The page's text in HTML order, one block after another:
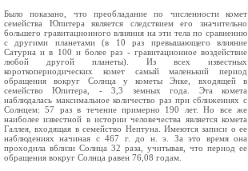
Было показано, что преобладание по численности комет
семейства Юпитера является следствием его значительно
большего гравитационного влияния на эти тела по сравнению
с другими планетами (в 10 раз превышающего влияние
Сатурна и в 100 и более раз - гравитационное воздействие
любой другой планеты). Из всех известных
короткопериодических комет самый маленький период
обращения вокруг Солнца у кометы Энке, входящей в
семейство Юпитера, - 3,3 земных года. Эта комета
наблюдалась максимальное количество раз при сближениях с
Солнцем: 57 раз в течение примерно 190 лет. Но все же
наиболее известной в истории человечества является комета
Галлея, входящая в семейство Нептуна. Имеются записи о ее
наблюдениях начиная с 467 г. до н. э. За это время она
проходила вблизи Солнца 32 раза, учитывая, что период ее
обращения вокруг Солнца равен 76,08 годам.